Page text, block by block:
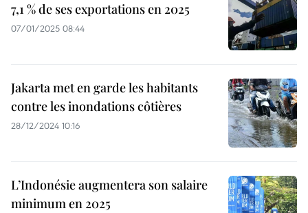
7,1 % de ses exportations en 2025
07/01/2025 08:44
Jakarta met en garde les habitants
contre les inondations côtières
28/12/2024 10:16
L’Indonésie augmentera son salaire
minimum en 2025